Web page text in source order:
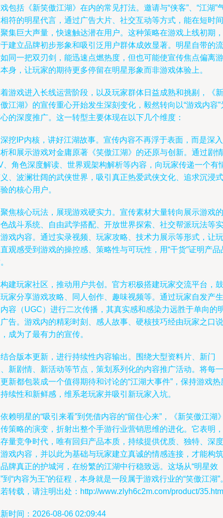
包括《新笑傲江湖》在内的常见打法。邀请与“侠客”、“江湖”
符的明星代言，通过广告大片、社交互动等方式，能在短时间
集巨大声量，快速触达潜在用户。这种策略在游戏上线初期，
建立品牌初步形象和吸引泛用户群体成效显著。明星自带的流
同一把双刃剑，能迅速点燃热度，但也可能使宣传焦点偏离游
身，让玩家的期待更多停留在明星形象而非游戏体验上。
游戏进入长线运营阶段，以及玩家群体日益成熟和挑剔，《新
江湖》的宣传重心开始发生深刻变化，毅然转向以“游戏内容”
的深度推广。这一转型主要体现在以下几个维度：
挖IP内核，讲好江湖故事。宣传内容不再浮于表面，而是深入
和展示游戏对金庸原著《笑傲江湖》的还原与创新。通过剧情
、角色深度解读、世界观架构解析等内容，向玩家传递一个有
、波澜壮阔的武侠世界，吸引真正热爱武侠文化、追求沉浸式
的核心用户。
焦核心玩法，展现游戏硬实力。宣传素材大量转向展示游戏的
战斗系统、自由武学搭配、开放世界探索、社交帮派玩法等实
戏内容。通过实录视频、玩家攻略、技术力展示等形式，让玩
观感受到游戏的操控感、策略性与可玩性，用“干货”证明产品
建玩家社区，推动用户共创。官方积极搭建玩家交流平台，鼓
家分享游戏攻略、同人创作、趣味视频等。通过玩家自发产生
容（UGC）进行二次传播，其真实感和感染力远胜于单向的
告。游戏内的精彩时刻、感人故事、硬核技巧经由玩家之口说
成为了最有力的宣传。
合版本更新，进行持续性内容输出。围绕大型资料片、新门
新剧情、新活动等节点，策划系列化的内容推广活动。将每一
新都包装成一个值得期待和讨论的“江湖大事件”，保持游戏热
续性和新鲜感，维系老玩家并吸引新玩家入坑。
赖明星的“吸引来看”到凭借内容的“留住心来”，《新笑傲江湖
策略的演变，折射出整个手游行业营销思维的进化。它表明，
量竞争时代，唯有回归产品本质，持续提供优质、独特、深度
戏内容，并以此为基础与玩家建立真诚的情感连接，才能构筑
牌真正的护城河，在纷繁的江湖中行稳致远。这场从“明星效
到“内容为王”的征程，本身就是一段属于游戏行业的“笑傲江湖”
转载，请注明出处：http://www.zlyh6c2m.com/product/
时间：2026-08-06 02:09:44